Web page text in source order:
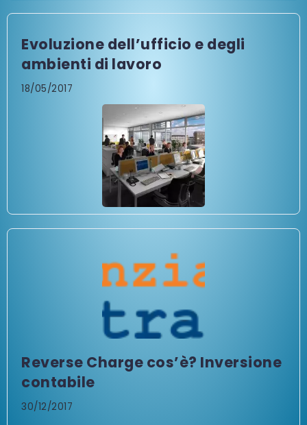
Evoluzione dell’ufficio e degli
ambienti di lavoro
18/05/2017
Reverse Charge cos’è? Inversione
contabile
30/12/2017